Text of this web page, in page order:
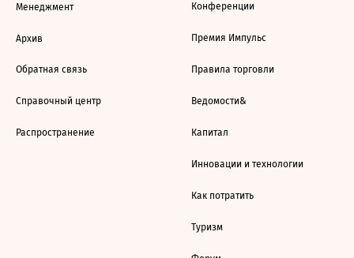
Менеджмент
Архив
Обратная связь
Справочный центр
Распространение
Конференции
Премия Импульс
Правила торговли
Ведомости&
Капитал
Инновации и технологии
Как потратить
Туризм